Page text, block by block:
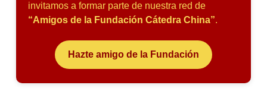
invitamos a formar parte de nuestra red de
“Amigos de la Fundación Cátedra China”.
Hazte amigo de la Fundación